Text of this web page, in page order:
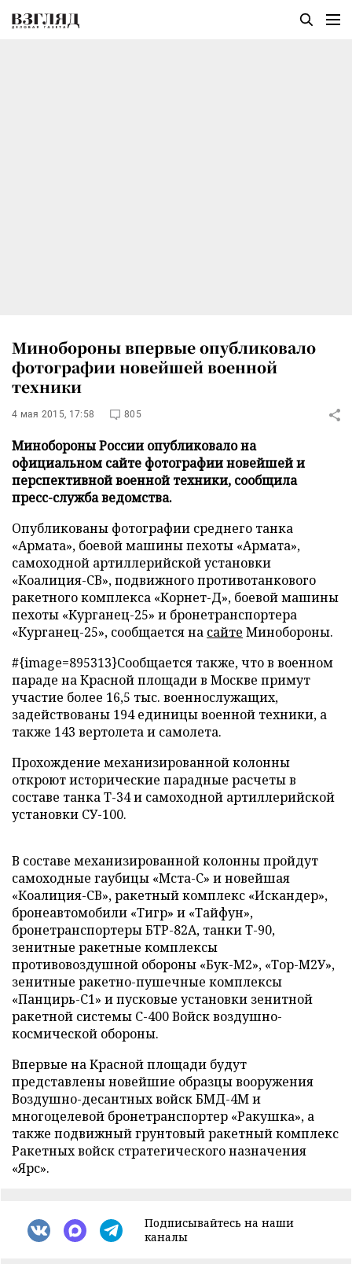
Минобороны впервые опубликовало
фотографии новейшей военной
техники
4 мая 2015, 17:58 805
Минобороны России опубликовало на
официальном сайте фотографии новейшей и
перспективной военной техники, сообщила
пресс-служба ведомства.
Опубликованы фотографии среднего танка
«Армата», боевой машины пехоты «Армата»,
самоходной артиллерийской установки
«Коалиция-СВ», подвижного противотанкового
ракетного комплекса «Корнет-Д», боевой машины
пехоты «Курганец-25» и бронетранспортера
«Курганец-25», сообщается на сайте Минобороны.
#{image=895313}Сообщается также, что в военном
параде на Красной площади в Москве примут
участие более 16,5 тыс. военнослужащих,
задействованы 194 единицы военной техники, а
также 143 вертолета и самолета.
Прохождение механизированной колонны
откроют исторические парадные расчеты в
составе танка Т-34 и самоходной артиллерийской
установки СУ-100.
В составе механизированной колонны пройдут
самоходные гаубицы «Мста-С» и новейшая
«Коалиция-СВ», ракетный комплекс «Искандер»,
бронеавтомобили «Тигр» и «Тайфун»,
бронетранспортеры БТР-82А, танки Т-90,
зенитные ракетные комплексы
противовоздушной обороны «Бук-М2», «Тор-М2У»,
зенитные ракетно-пушечные комплексы
«Панцирь-С1» и пусковые установки зенитной
ракетной системы С-400 Войск воздушно-
космической обороны.
Впервые на Красной площади будут
представлены новейшие образцы вооружения
Воздушно-десантных войск БМД-4М и
многоцелевой бронетранспортер «Ракушка», а
также подвижный грунтовый ракетный комплекс
Ракетных войск стратегического назначения
«Ярс».
Подписывайтесь на наши
каналы